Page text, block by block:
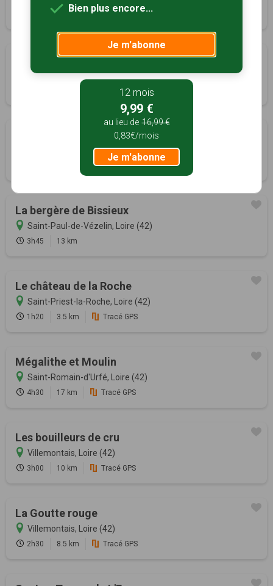
17.2 km Tracé GPS
Les Sources du Chagnon
Saint-Just-en-Bas, Loire (42)
Tracé GPS
Le funiculaire de Biesse
Saint-Marcel-de-Félines, Loire (42)
La bergère de Bissieux
Saint-Paul-de-Vézelin, Loire (42)
3h45 13 km
Le château de la Roche
Saint-Priest-la-Roche, Loire (42)
1h20 3.5 km Tracé GPS
Mégalithe et Moulin
Saint-Romain-d'Urfé, Loire (42)
4h30 17 km Tracé GPS
Les bouilleurs de cru
Villemontais, Loire (42)
3h00 10 km Tracé GPS
La Goutte rouge
Villemontais, Loire (42)
2h30 8.5 km Tracé GPS
Bien plus encore...
Je m'abonne
12 mois
9,99 €
au lieu de 16,99 €
0,83€/mois
Je m'abonne